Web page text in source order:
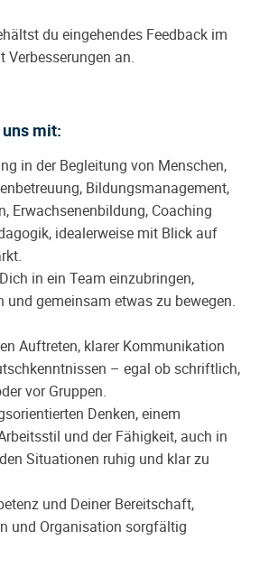
du eingehendes Feedback im
Verbesserungen an.
mit:
in der Begleitung von Menschen,
Bildungsmanagement,
Erwachsenenbildung, Coaching
idealerweise mit Blick auf
in ein Team einzubringen,
und gemeinsam etwas zu bewegen.
Auftreten, klarer Kommunikation
– egal ob schriftlich,
vor Gruppen.
Denken, einem
und der Fähigkeit, auch in
Situationen ruhig und klar zu
und Deiner Bereitschaft,
und Organisation sorgfältig